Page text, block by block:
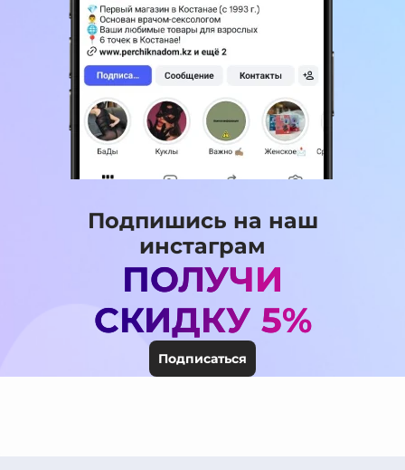
Подпишись на наш
инстаграм
ПОЛУЧИ
СКИДКУ 5%
Подписаться